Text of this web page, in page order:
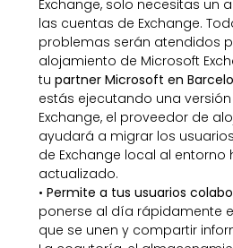
Exchange, solo necesitas un
las cuentas de Exchange.
problemas serán atendidos
alojamiento de Microsoft
tu partner Microsoft en
estás ejecutando una
Exchange, el proveedor de
ayudará a migrar los
de Exchange local al
actualizado.
• Permite a tus usuarios
ponerse al día rápidamente
que se unen y compartir